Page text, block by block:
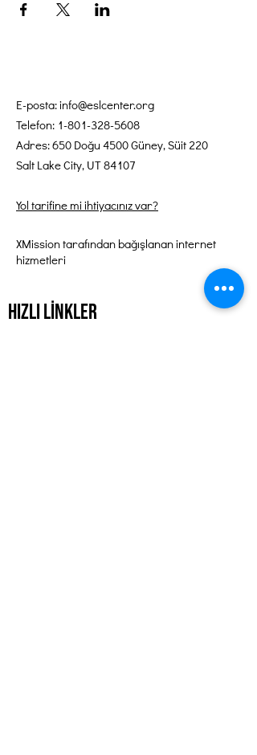
E-posta:info@eslcenter.org
Telefon: 1-801-328-5608
Adres: 650 Doğu 4500 Güney, Süit 220
Salt Lake City, UT 84107
Yol tarifine mi ihtiyacınız var?
XMission tarafından bağışlanan internet
hizmetleri
Hızlı Linkler